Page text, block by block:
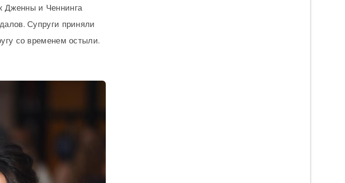
Дженны и Ченнинга
Супруги приняли
со временем остыли.